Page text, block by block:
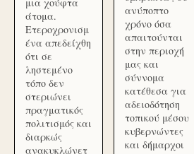
άτομα.
Ετεροχρονισμ
ένα απεδείχθη
ότι σε
ληστεμένο
τόπο δεν
στεριώνει
πραγματικός
πολιτισμός και
διαρκώς
ανακυκλώνετ
ανύποπτο
χρόνο όσα
απαιτούνται
στην περιοχή
μας και
σύννομα
κατέθεσα για
αδειοδότηση
τοπικού μέσου
κυβερνώντες
και δήμαρχοι